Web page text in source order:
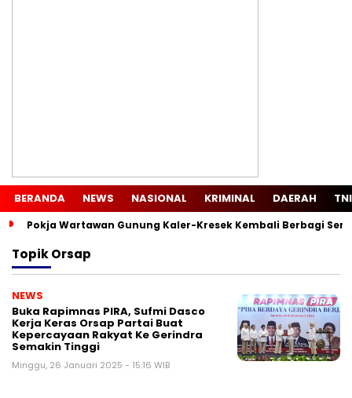
BERANDA NEWS NASIONAL KRIMINAL DAERAH
Pokja Wartawan Gunung Kaler-Kresek Kembali Berbagi
TopikOrsap
NEWS
Buka Rapimnas PIRA, Sufmi Dasco
Kerja Keras Orsap Partai Buat
Kepercayaan Rakyat Ke Gerindra
Semakin Tinggi
Minggu, 26 Januari 2025 - 15:16 WIB